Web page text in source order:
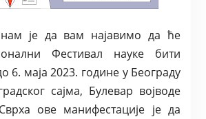
је да вам најавимо да ће
Фестивал науке бити
6. маја 2023. године у Београду
сајма, Булевар војводе
ове манифестације је да